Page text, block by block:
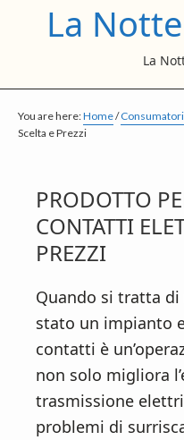
p
t
o
a
i
n
o
n
t
e
n
t
p
t
o
r
i
m
r
y
s
i
d
e
p
t
o
o
o
t
r
La
La
You are here:Home/ Consumatori
Scelta e Prezzi
PRODOTTO
CONTATTI
PREZZI
Quando si tratta
stato un impianto
contatti è
non solo migliora
trasmissione
problemi di